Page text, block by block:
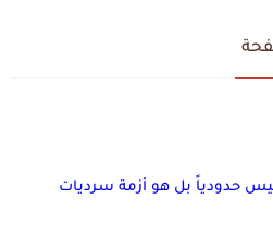
حدودياً بل هو أزمة سرديات